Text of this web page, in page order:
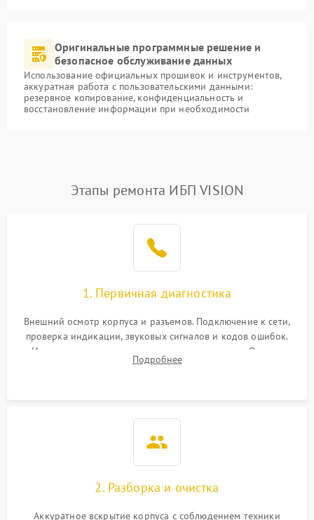
Оригинальные программные решение и
безопасное обслуживание данных
Использование официальных прошивок и инструментов,
аккуратная работа с пользовательскими данными:
резервное копирование, конфиденциальность и
восстановление информации при необходимости
Этапы ремонта ИБП VISION
1. Первичная диагностика
Внешний осмотр корпуса и разъемов. Подключение к сети,
проверка индикации, звуковых сигналов и кодов ошибок.
Измерение входного и выходного напряжения. Оценка
реакции ИБП на отключение основного питания без
Подробнее
2. Разборка и очистка
Аккуратное вскрытие корпуса с соблюдением техники